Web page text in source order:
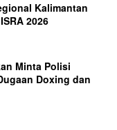
Kalimantan
2026
Minta Polisi
Doxing dan